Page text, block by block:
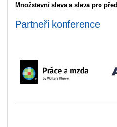
Množstevní sleva a sleva pro
Partneři konference